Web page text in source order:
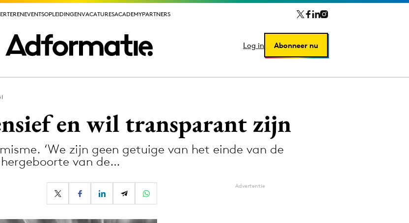
EVENTSOPLEIDINGENVACATURESACADEMYPARTNERS
Log in Abonneer nu
EVENTSOPLEIDINGENVACATURESACADEMYPARTNERS
Log in Abonneer nu
Merkstrategie
PR
Programmatic
en wil transparant zijn
‘We zijn geen getuige van het einde van de
van de…
Advertentie